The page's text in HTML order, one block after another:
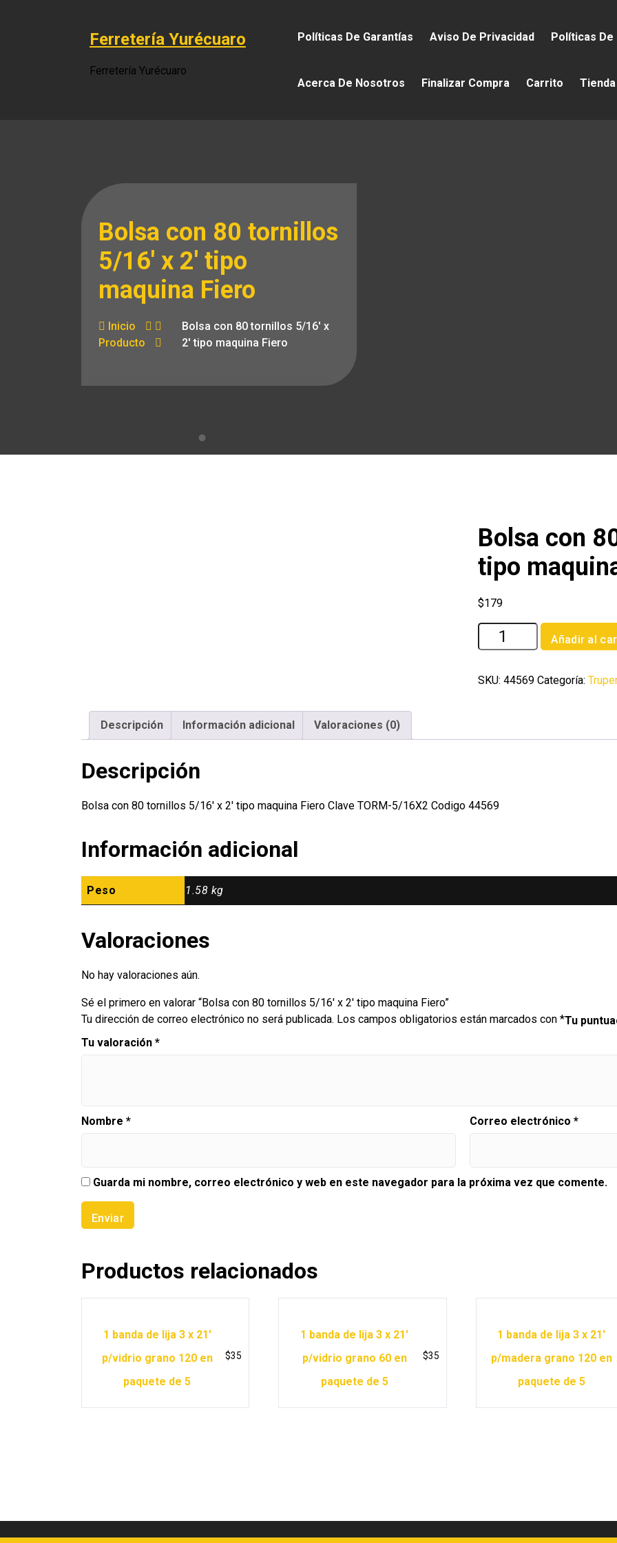
Ferretería Yurécuaro
Ferretería Yurécuaro
Políticas De Garantías Aviso De Privacidad Políticas De
Acerca De Nosotros Finalizar Compra Carrito
Bolsa con 80 tornillos
5/16′ x 2′ tipo
maquina Fiero
Inicio
Producto
Bolsa con 80 tornillos 5/16′ x
2′ tipo maquina Fiero
Bolsa con
tipo
$179
Bolsa
con
tornillos
Añadir al
SKU:44569 Categoría:
Descripción Información adicional Valoraciones (0)
Descripción
Bolsa con 80 tornillos 5/16′ x 2′ tipo maquina Fiero Clave TORM-5/16X2 Codigo 44569
Información adicional
Peso 1.58 kg
Valoraciones
No hay valoraciones aún.
Sé el primero en valorar “Bolsa con 80 tornillos 5/16′ x 2′ tipo maquina Fiero”
Tu dirección de correo electrónico no será publicada. Los campos obligatorios están marcados con *Tu
Tu valoración *
Nombre * Correo electrónico *
Guarda mi nombre, correo electrónico y web en este navegador para la próxima vez que comente.
Productos relacionados
1 banda de lija 3 x 21′
p/vidrio grano 120 en
paquete de 5
$35
1 banda de lija 3 x 21′
p/vidrio grano 60 en
paquete de 5
$35
1 banda de lija 3 x 21′
p/madera grano 120 en
paquete de 5